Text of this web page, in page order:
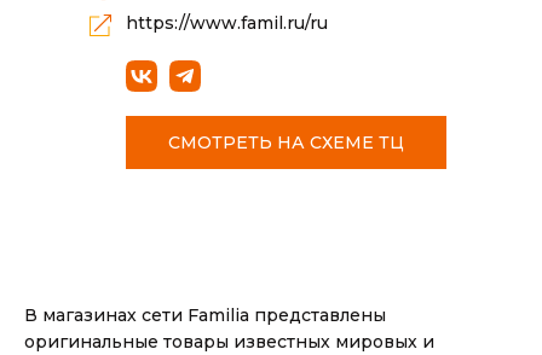
https://www.famil.ru/ru
СМОТРЕТЬ НА СХЕМЕ ТЦ
В магазинах сети Familia представлены
оригинальные товары известных мировых и